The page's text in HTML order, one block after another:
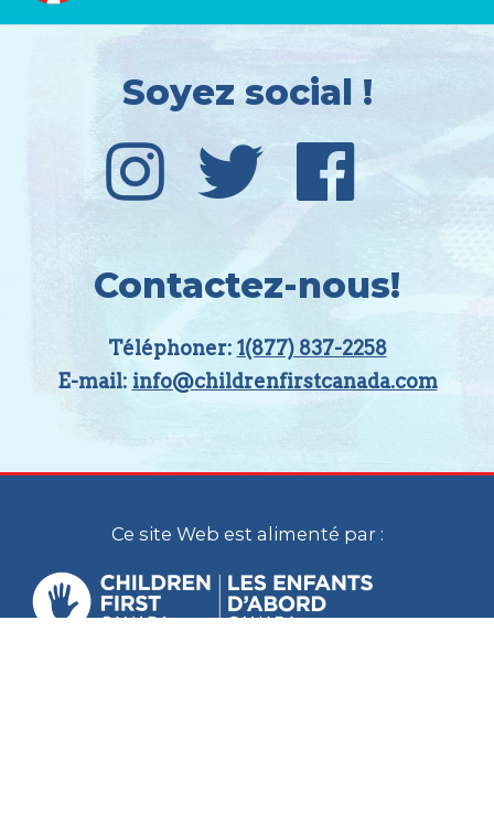
Soyez social !
Contactez-nous!
Téléphoner: 1(877) 837-2258
E-mail: info@childrenfirstcanada.com
Ce site Web est alimenté par :